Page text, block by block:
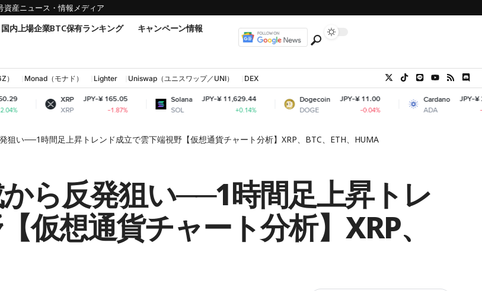
資産ニュース・情報メディア
国内上場企業BTC保有ランキング キャンペーン情報
） Monad（モナド） Lighter Uniswap（ユニスワップ／UNI） DEX
JPY-¥ 165.05
-1.87%
JPY-¥ 11,629.44
Dogecoin
JPY-¥ 11.00
-0.04%
JPY-¥ 29.63
-1.32%
狙い──1時間足上昇トレンド成立で雲下端視野【仮想通貨チャート分析】XRP、BTC、ETH、HUMA
ら反発狙い──1時間足上昇トレ
仮想通貨チャート分析】XRP、